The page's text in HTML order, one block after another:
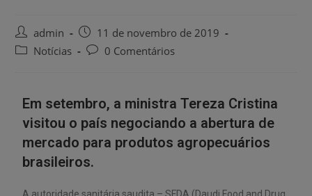
admin
11 de novembro de 2019
Notícias
0 Comentários
Em setembro, a ministra Tereza Cristina
visitou o país negociando a abertura de
mercado para produtos agropecuários
brasileiros.
A autoridade sanitária saudita – SFDA (Daudi Food and Drug